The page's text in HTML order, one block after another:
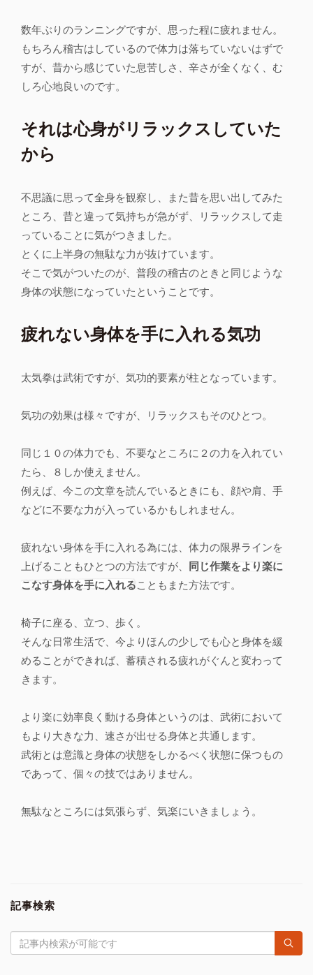
数年ぶりのランニングですが、思った程に疲れません。
もちろん稽古はしているので体力は落ちていないはずで
すが、昔から感じていた息苦しさ、辛さが全くなく、む
しろ心地良いのです。
それは心身がリラックスしていた
から
不思議に思って全身を観察し、また昔を思い出してみた
ところ、昔と違って気持ちが急がず、リラックスして走
っていることに気がつきました。
とくに上半身の無駄な力が抜けています。
そこで気がついたのが、普段の稽古のときと同じような
身体の状態になっていたということです。
疲れない身体を手に入れる気功
太気拳は武術ですが、気功的要素が柱となっています。
気功の効果は様々ですが、リラックスもそのひとつ。
同じ１０の体力でも、不要なところに２の力を入れてい
たら、８しか使えません。
例えば、今この文章を読んでいるときにも、顔や肩、手
などに不要な力が入っているかもしれません。
疲れない身体を手に入れる為には、体力の限界ラインを
上げることもひとつの方法ですが、 同じ作業をより楽に
こなす身体を手に入れることもまた方法です。
椅子に座る、立つ、歩く。
そんな日常生活で、今よりほんの少しでも心と身体を緩
めることができれば、蓄積される疲れがぐんと変わって
きます。
より楽に効率良く動ける身体というのは、武術において
もより大きな力、速さが出せる身体と共通します。
武術とは意識と身体の状態をしかるべく状態に保つもの
であって、個々の技ではありません。
無駄なところには気張らず、気楽にいきましょう。
記事検索